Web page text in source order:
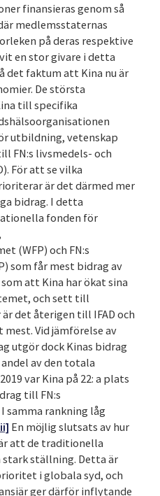
finansieras genom så
medlemsstaternas
på deras respektive
en stor givare i detta
det faktum att Kina nu är
De största
till specifika
utbildning, vetenskap
FN:s livsmedels- och
För att se vilka
är det därmed mer
bidrag. I detta
fonden för
(WFP) och FN:s
som får mest bidrag av
att Kina har ökat sina
och sett till
det återigen till IFAD och
mest. Vid jämförelse av
utgör dock Kinas bidrag
av den totala
var Kina på 22: a plats
till FN:s
samma rankning låg
En möjlig slutsats av hur
att de traditionella
ställning. Detta är
i globala syd, och
ger därför inflytande